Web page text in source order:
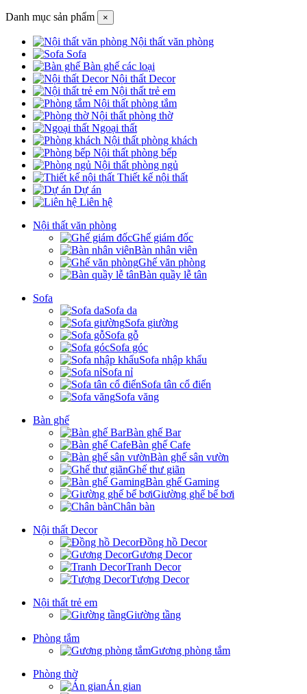
Danh mục sản phẩm ×
Nội thất văn phòng
Sofa
Bàn ghế các loại
Nội thất Decor
Nội thất trẻ em
Nội thất phòng tắm
Nội thất phòng thờ
Ngoại thất
Nội thất phòng khách
Nội thất phòng bếp
Nội thất phòng ngủ
Thiết kế nội thất
Dự án
Liên hệ
Nội thất văn phòng
Ghế giám đốc
Bàn nhân viên
Ghế văn phòng
Bàn quầy lễ tân
Sofa
Sofa da
Sofa giường
Sofa gỗ
Sofa góc
Sofa nhập khẩu
Sofa nỉ
Sofa tân cổ điển
Sofa văng
Bàn ghế
Bàn ghế Bar
Bàn ghế Cafe
Bàn ghế sân vườn
Ghế thư giãn
Bàn ghế Gaming
Giường ghế bể bơi
Chân bàn
Nội thất Decor
Đồng hồ Decor
Gương Decor
Tranh Decor
Tượng Decor
Nội thất trẻ em
Giường tầng
Phòng tắm
Gương phòng tắm
Phòng thờ
Án gian